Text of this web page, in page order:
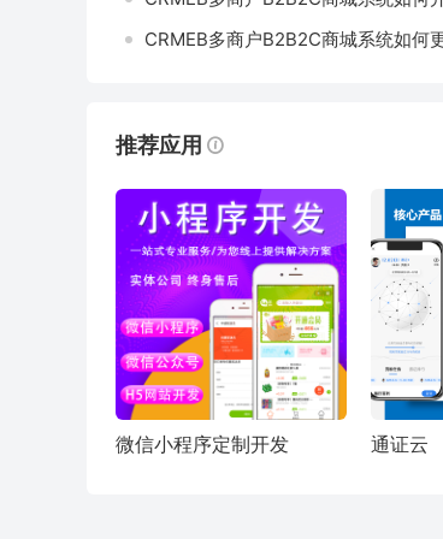
CRMEB多商户B2B2C商城系统如何
推荐应用
微信小程序定制开发 通证云